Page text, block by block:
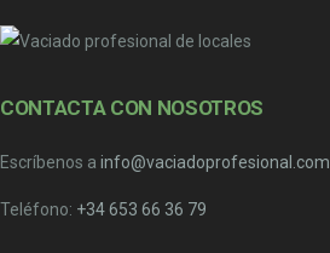
CONTACTA CON NOSOTROS
Escríbenos a info@vaciadoprofesional.com
Teléfono: +34 653 66 36 79